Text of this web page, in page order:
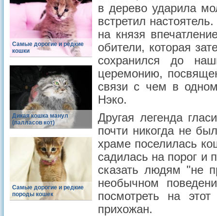
Самые дорогие и редкие
кошки
Дикая кошка манул
(палласов кот)
Самые дорогие и редкие
породы кошек
в дерево ударила
встретил
на князя
обители, которая
сохранился до
церемонию,
связи с чем в
Нэко.
Другая легенда
почти никогда не
храме поселилась
садилась на порог и
сказать людям "не
необычном
посмотреть на
прихожан.